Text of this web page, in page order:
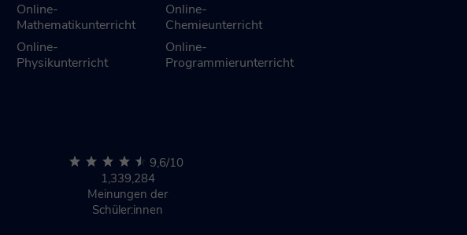
Online-
Mathematikunterricht
Online-
Physikunterricht
Online-
Chemieunterricht
Online-
Programmierunterricht
9,6/10
1,339,284
Meinungen der
Schüler:innen